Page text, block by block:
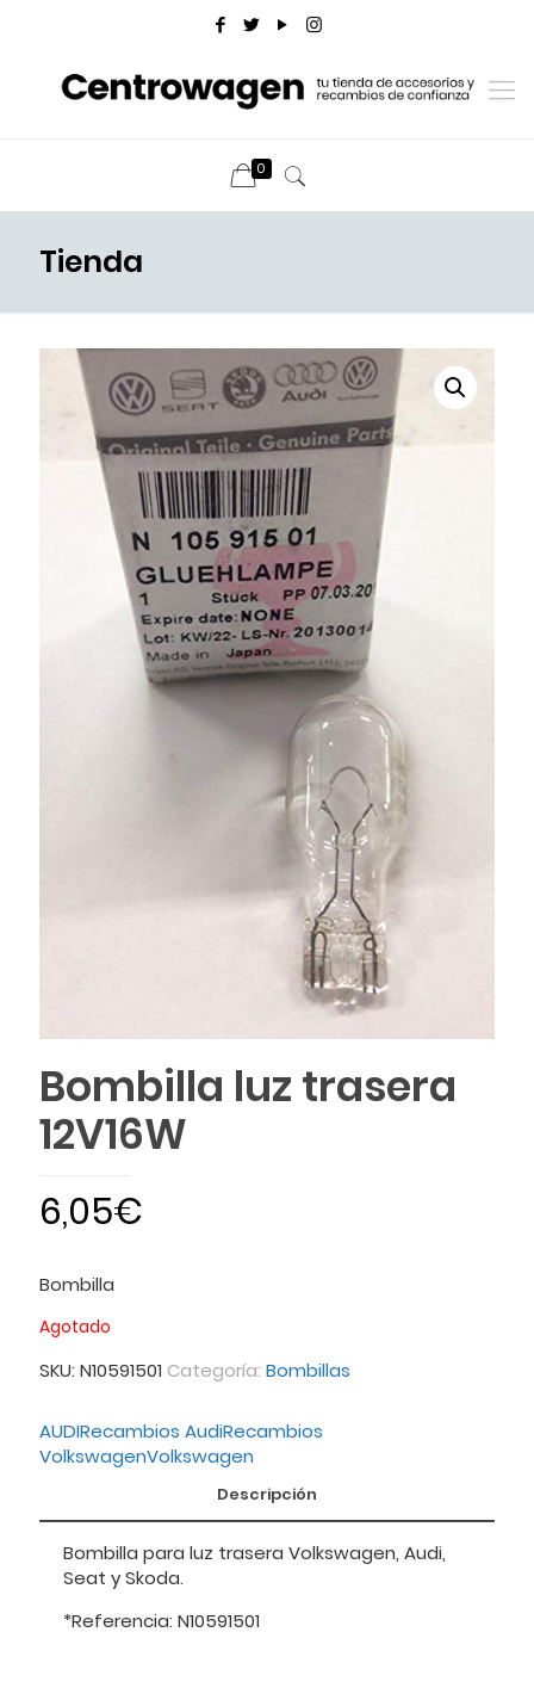
0
Tienda
Bombilla luz trasera
12V16W
6,05€
Bombilla
Agotado
SKU: N10591501 Categoría: Bombillas
AUDIRecambios AudiRecambios
VolkswagenVolkswagen
Descripción
Bombilla para luz trasera Volkswagen, Audi,
Seat y Skoda.
*Referencia: N10591501